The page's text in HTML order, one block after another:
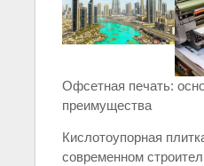
Офсетная печать:
преимущества
Кислотоупорная
современном